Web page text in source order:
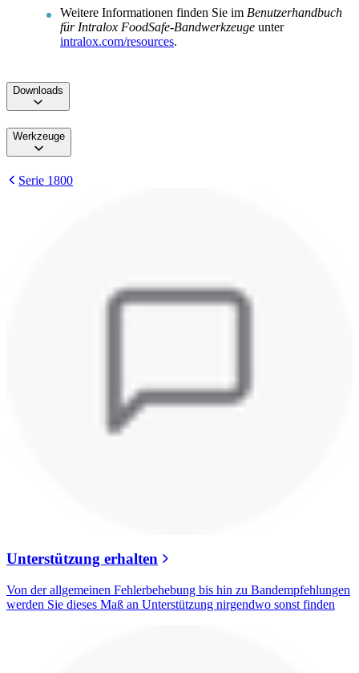
Weitere Informationen finden Sie im Benutzerhandbuch
für Intralox FoodSafe-Bandwerkzeuge unter
intralox.com/resources.
Downloads
Werkzeuge
Serie 1800
Unterstützung erhalten
Von der allgemeinen Fehlerbehebung bis hin zu Bandempfehlungen
werden Sie dieses Maß an Unterstützung nirgendwo sonst finden